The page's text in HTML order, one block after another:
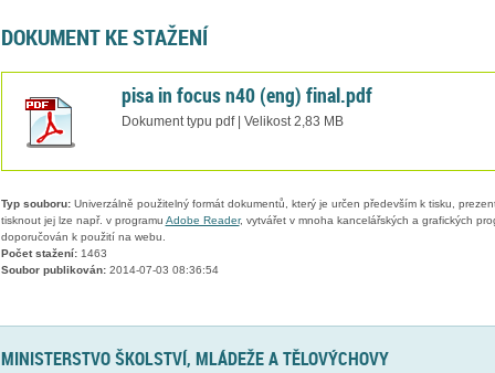
DOKUMENT KE STAŽENÍ
pisa in focus n40 (eng) final.pdf
Dokument typu pdf | Velikost 2,83 MB
Typ souboru:Univerzálně použitelný formát dokumentů, který je určen především k tisku,
tisknout jej lze např. v programu Adobe Reader, vytvářet v mnoha kancelářských a grafických
doporučován k použití na webu.
Počet stažení:1463
Soubor publikován:2014-07-03 08:36:54
MINISTERSTVO ŠKOLSTVÍ, MLÁDEŽE A TĚLOVÝCHOVY